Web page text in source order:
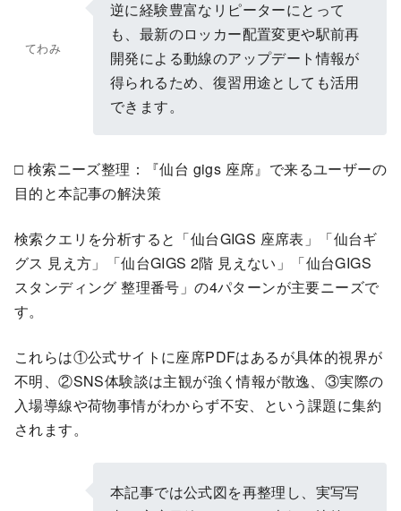
てわみ
逆に経験豊富なリピーターにとって
も、最新のロッカー配置変更や駅前再
開発による動線のアップデート情報が
得られるため、復習用途としても活用
できます。
□ 検索ニーズ整理：『仙台 gigs 座席』で来るユーザーの
目的と本記事の解決策
検索クエリを分析すると「仙台GIGS 座席表」「仙台ギ
グス 見え方」「仙台GIGS 2階 見えない」「仙台GIGS
スタンディング 整理番号」の4パターンが主要ニーズで
す。
これらは①公式サイトに座席PDFはあるが具体的視界が
不明、②SNS体験談は主観が強く情報が散逸、③実際の
入場導線や荷物事情がわからず不安、という課題に集約
されます。
本記事では公式図を再整理し、実写写